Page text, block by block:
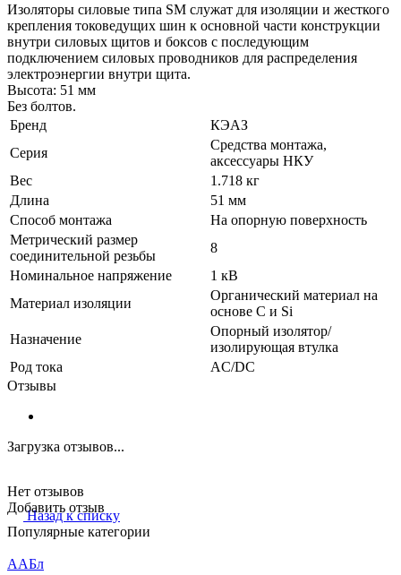
Изоляторы силовые типа SM служат для изоляции и жесткого
крепления токоведущих шин к основной части конструкции
внутри силовых щитов и боксов с последующим
подключением силовых проводников для распределения
электроэнергии внутри щита.
Высота: 51 мм
Без болтов.
Бренд
КЭАЗ
Серия
Средства монтажа,
аксессуары НКУ
Вес
1.718 кг
Длина
51 мм
Способ монтажа
На опорную поверхность
Метрический размер
соединительной резьбы
8
Номинальное напряжение
1 кВ
Материал изоляции
Органический материал на
основе C и Si
Назначение
Опорный изолятор/
изолирующая втулка
Род тока
AC/DC
Отзывы
Загрузка отзывов...
Нет отзывов
Добавить отзыв
Назад к списку
Популярные категории
ААБл